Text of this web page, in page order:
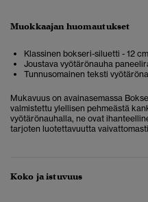
Muokkaajan huomautukset
Klassinen bokseri-siluetti - 12
Joustava vyötärönauha
Tunnusomainen teksti
Mukavuus on avainasemassa
valmistettu ylellisen pehmeästä
vyötärönauhalla, ne ovat
tarjoten luotettavuutta
Koko ja istuvuus